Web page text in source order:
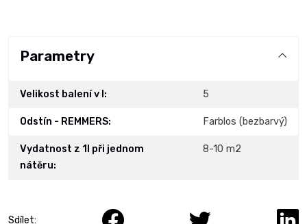
Parametry
Velikost balení v l: 5
Odstín - REMMERS: Farblos (bezbarvý)
Vydatnost z 1l při jednom
nátěru:
8-10 m2
Sdílet: